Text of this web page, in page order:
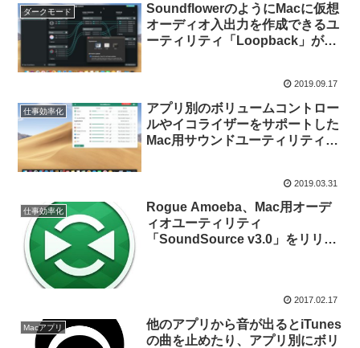
ダークモード
SoundflowerのようにMacに仮想
オーディオ入出力を作成できるユ
ーティリティ「Loopback」がダ
2019.09.17
仕事効率化
アプリ別のボリュームコントロー
ルやイコライザーをサポートした
Mac用サウンドユーティリティ
2019.03.31
仕事効率化
Rogue Amoeba、Mac用オーデ
ィオユーティリティ
「SoundSource v3.0」をリリー
2017.02.17
Macアプリ
他のアプリから音が出るとiTunes
の曲を止めたり、アプリ別にボリ